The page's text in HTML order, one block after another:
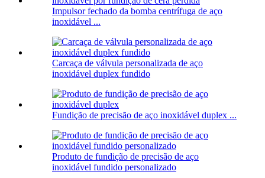
Impulsor fechado da bomba centrífuga de aço
inoxidável ...
Carcaça de válvula personalizada de aço
inoxidável duplex fundido
Fundição de precisão de aço inoxidável duplex ...
Produto de fundição de precisão de aço
inoxidável fundido personalizado